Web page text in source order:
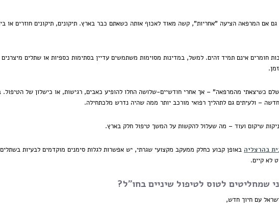
אם המרפאה הציעה "אחריות", קשה מאוד לאכוף אותה כשאתם כבר בארץ. תיקונים, תיקונים חוזרים או
חומרים אינם תמיד זהים. למשל, במדינות מסוימות משתמשים עדיין בסתימות כספיות או שתלים
כשיצאתי מהמרפאה" – אך אחרי חודשיים-שלושה החלו להופיע כאבים, רגישות, או כישלון של
– ולעיתים גם לתהליך רפואי מורכב יותר ממה שהיה נדרש מלכתחילה.
שיקום ועוד – מה שעלול להקשות על המשך טיפול חלק בארץ.
בהרצליה באופן קבוע כחלק ממעקב מקצועי שגרתי, יש אפשרות לגלות סימנים מוקדמים לבעיות
לא קיים.
שמחליטים לטוס לטיפול שיניים בחו"ל?
עם חיוך חדש,